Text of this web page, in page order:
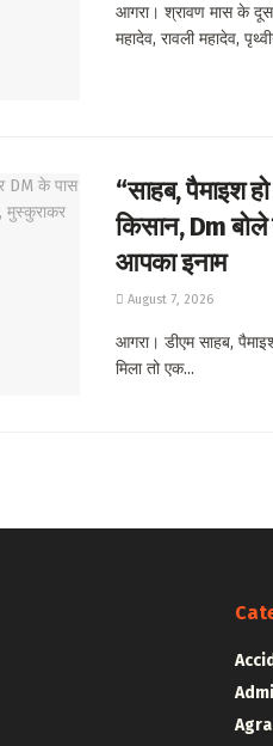
आगरा। श्रावण मास के
महादेव, रावली महादेव,
“साहब, पैमाइश
किसान, Dm
आपका इनाम
August 7, 2026
आगरा। डीएम साहब,
मिला तो एक...
Agra